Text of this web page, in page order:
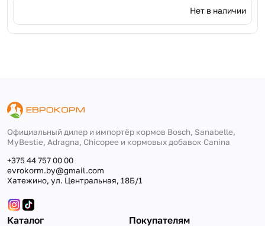
Нет в наличии
Официальный дилер и импортёр кормов Bosch, Sanabelle,
MyBestie, Adragna, Сhicopee и кормовых добавок Canina
+375 44 757 00 00
evrokorm.by@gmail.com
Хатежино, ул. Центральная, 18Б/1
Каталог Покупателям